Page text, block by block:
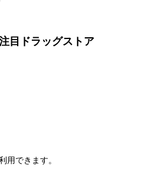
目ドラッグストア
用できます。